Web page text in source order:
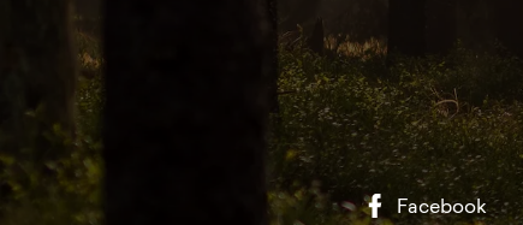
Facebook